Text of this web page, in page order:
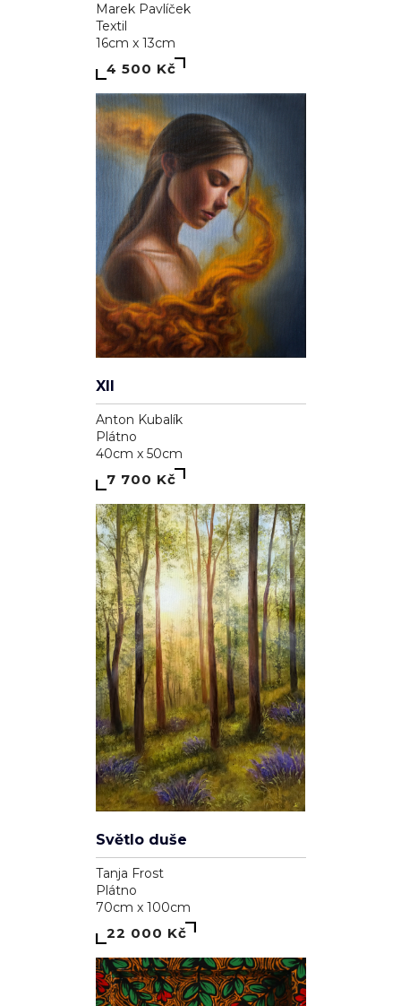
Marek Pavlíček
Textil
16cm x 13cm
4 500 Kč
XII
Anton Kubalík
Plátno
40cm x 50cm
7 700 Kč
Světlo duše
Tanja Frost
Plátno
70cm x 100cm
22 000 Kč